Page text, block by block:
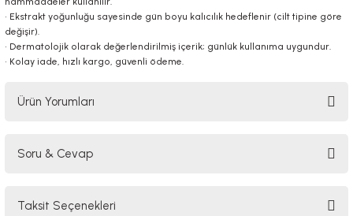
• Ekstrakt yoğunluğu sayesinde gün boyu kalıcılık hedeflenir (cilt tipine göre
değişir).
• Dermatolojik olarak değerlendirilmiş içerik; günlük kullanıma uygundur.
• Kolay iade, hızlı kargo, güvenli ödeme.
Ürün Yorumları
Soru & Cevap
Taksit Seçenekleri